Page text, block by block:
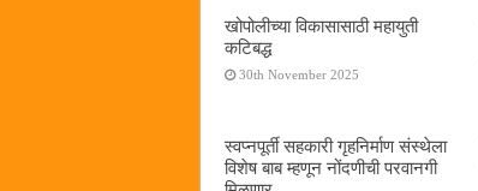
खोपोलीच्या विकासासाठी महायुती
कटिबद्ध
30th November 2025
स्वप्नपूर्ती सहकारी गृहनिर्माण संस्थेला
विशेष बाब म्हणून नोंदणीची परवानगी